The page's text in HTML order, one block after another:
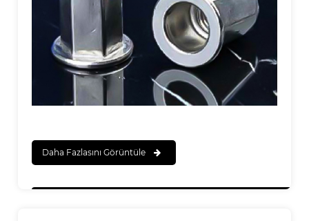
Daha Fazlasını Görüntüle